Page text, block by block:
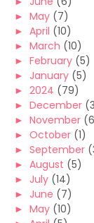
► May (7)
► April (10)
► March (10)
► February (5)
► January (5)
► 2024 (79)
► December
► November
► October (1)
► September
► August (5)
► July (14)
► June (7)
► May (10)